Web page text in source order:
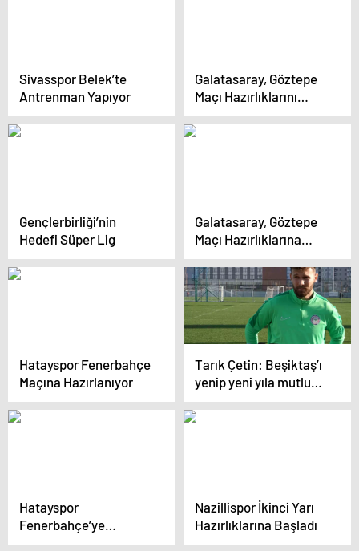
Sivasspor Belek’te
Antrenman Yapıyor
Galatasaray, Göztepe
Maçı Hazırlıklarını
sürdürüyor
Gençlerbirliği’nin
Hedefi Süper Lig
Galatasaray, Göztepe
Maçı Hazırlıklarına
Devam Ediyor
Hatayspor Fenerbahçe
Maçına Hazırlanıyor
Tarık Çetin: Beşiktaş’ı
yenip yeni yıla mutlu
gireceğiz
Hatayspor
Fenerbahçe’ye
Hazırlanıyor
Nazillispor İkinci Yarı
Hazırlıklarına Başladı